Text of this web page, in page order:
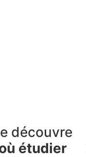
découvre
étudier